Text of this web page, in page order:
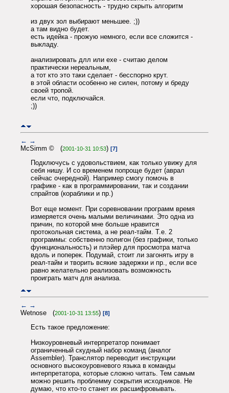
хорошая безопасность - трудно скрыть алгоритм
из двух зол выбирают меньшее. ;))
а там видно будет.
есть идейка - прожую немного, если все сложится -
выкладу.
анализировать длл или ехе - считаю делом
практически нереальным,
а тот кто это таки сделает - бесспорно крут.
в этой области особенно не силен, потому и бреду
своей тропой.
если что, подключайся.
;))
← →
McSimm © (2001-10-31 10:53) [7]
Подключусь с удовольствием, как только увижу для
себя нишу. И со временем попроще будет (аврал
сейчас очередной). Например смогу помочь в
графике - как в программировании, так и создании
спрайтов (кораблики и пр.)
Вот еще момент. При соревновании программ время
измеряется очень малыми величинами. Это одна из
причин, по которой мне больше нравится
протокольная система, а не реал-тайм. Т.е. 2
программы: собственно полигон (без графики, только
функциональность) и плэйер для просмотра матча
вдоль и поперек. Подумай, стоит ли загонять игру в
реал-тайм и творить всякие задержки и пр., если все
равно желательно реализовать возможность
проиграть матч для анализа.
← →
Wetnose (2001-10-31 13:55) [8]
Есть такое предложение:
Низкоуровневый интерпретатор понимает
ограниченный скудный набор команд (аналог
Assembler). Транслятор переводит инструкции
основного высокоуровневого языка в команды
интерпретатора, которые сложно читать. Тем самым
можно решить проблемму сокрытия исходников. Не
думаю, что кто-то станет их расшифровывать.